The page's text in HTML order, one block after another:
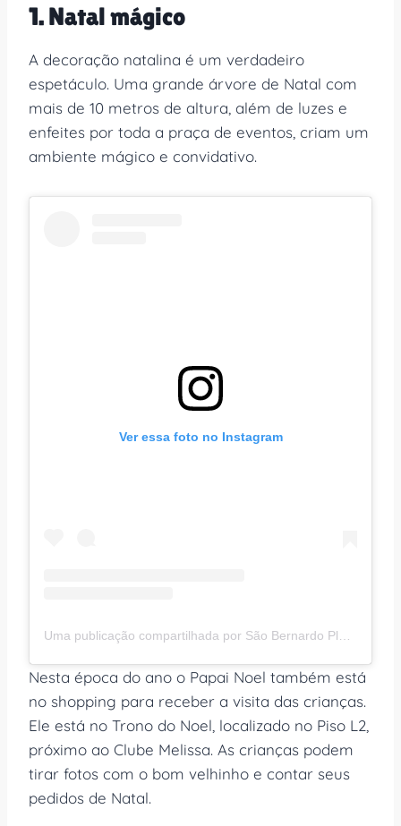
1. Natal mágico
A decoração natalina é um verdadeiro
espetáculo. Uma grande árvore de Natal com
mais de 10 metros de altura, além de luzes e
enfeites por toda a praça de eventos, criam um
ambiente mágico e convidativo.
Ver essa foto no Instagram
Nesta época do ano o Papai Noel também está
no shopping para receber a visita das crianças.
Ele está no Trono do Noel, localizado no Piso L2,
próximo ao Clube Melissa. As crianças podem
tirar fotos com o bom velhinho e contar seus
pedidos de Natal.